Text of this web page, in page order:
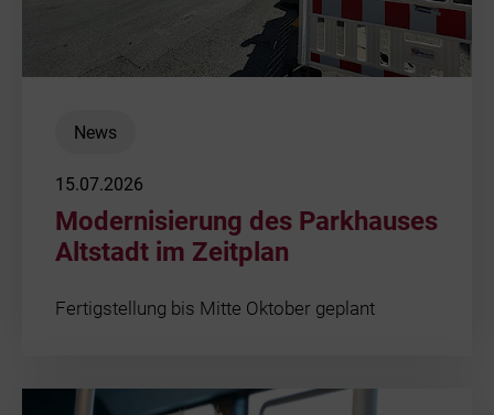
News
15.07.2026
Modernisierung des Parkhauses
Altstadt im Zeitplan
Fertigstellung bis Mitte Oktober geplant